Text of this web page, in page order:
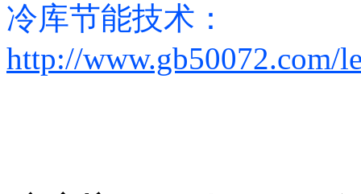
冷库节能技术：
http://www.gb50072.com/